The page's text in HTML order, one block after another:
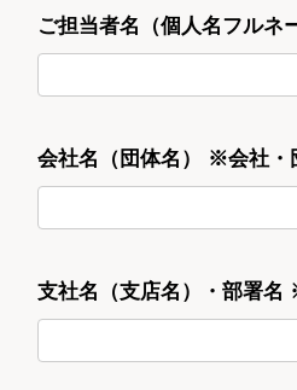
ご担当者名（個人名フルネ
会社名（団体名） ※会社・
支社名（支店名）・部署名